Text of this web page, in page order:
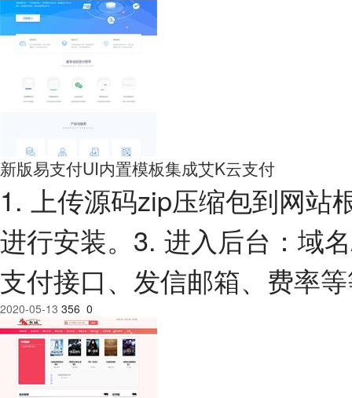
新版易支付UI内置模板集成艾K云支付
1. 上传源码zip压缩包到网站
进行安装。3. 进入后台：域
支付接口、发信邮箱、费率
2020-05-13 356 0